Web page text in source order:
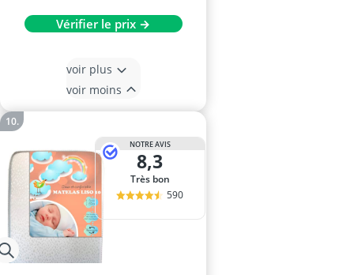
Vérifier le prix →
voir plus
voir moins
NOTRE AVIS
8,3
Très bon
590